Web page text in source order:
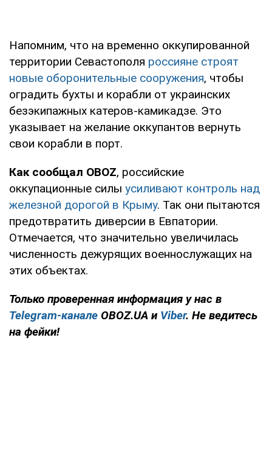
Напомним, что на временно оккупированной
территории Севастополя россияне строят
новые оборонительные сооружения, чтобы
оградить бухты и корабли от украинских
безэкипажных катеров-камикадзе. Это
указывает на желание оккупантов вернуть
свои корабли в порт.
Как сообщал OBOZ, российские
оккупационные силы усиливают контроль над
железной дорогой в Крыму. Так они пытаются
предотвратить диверсии в Евпатории.
Отмечается, что значительно увеличилась
численность дежурящих военнослужащих на
этих объектах.
Только проверенная информация у нас в
Telegram-канале OBOZ.UA и Viber. Не ведитесь
на фейки!